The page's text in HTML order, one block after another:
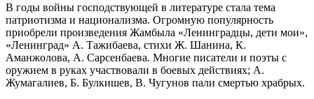
В годы войны господствующей в литературе стала тема
патриотизма и национализма. Огромную популярность
приобрели произведения Жамбыла «Ленинградцы, дети мои»,
«Ленинград» А. Тажибаева, стихи Ж. Шанина, К.
Аманжолова, А. Сарсенбаева. Многие писатели и поэты с
оружием в руках участвовали в боевых действиях; А.
Жумагалиев, Б. Булкишев, В. Чугунов пали смертью храбрых.